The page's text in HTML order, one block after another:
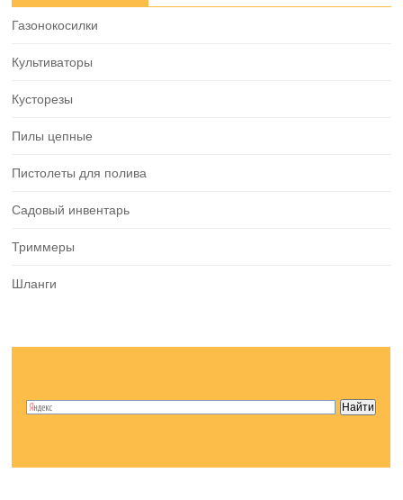
Газонокосилки
Культиваторы
Кусторезы
Пилы цепные
Пистолеты для полива
Садовый инвентарь
Триммеры
Шланги